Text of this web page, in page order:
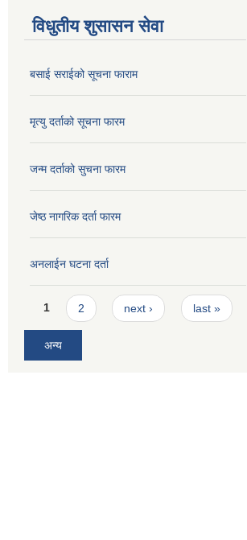
विधुतीय शुसासन सेवा
बसाई सराईको सूचना फाराम
मृत्यु दर्ताको सूचना फारम
जन्म दर्ताको सुचना फारम
जेष्ठ नागरिक दर्ता फारम
अनलाईन घटना दर्ता
Pages
1 2 next › last »
अन्य